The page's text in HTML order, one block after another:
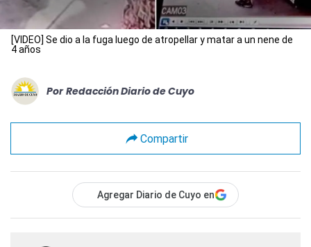
[VIDEO] Se dio a la fuga luego de atropellar y matar a un nene de
4 años
Por Redacción Diario de Cuyo
Compartir
Agregar Diario de Cuyo en